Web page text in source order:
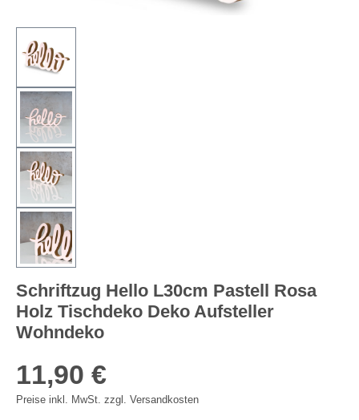
Schriftzug Hello L30cm Pastell Rosa
Holz Tischdeko Deko Aufsteller
Wohndeko
11,90 €
Preise inkl. MwSt. zzgl. Versandkosten